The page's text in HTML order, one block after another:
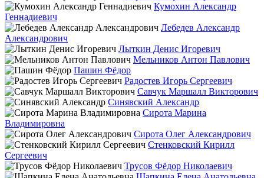
Кумохин Александр
Геннадиевич
Лебедев Александр
Александрович
Лыткин Денис Игоревич
Мельников Антон Павлович
Пашин Фёдор
Радостев Игорь Сергеевич
Савчук Маршалл Викторович
Синявский Александр
Сирота Марина
Владимировна
Сирота Олег Александрович
Стенковский Кирилл
Сергеевич
Трусов Фёдор Николаевич